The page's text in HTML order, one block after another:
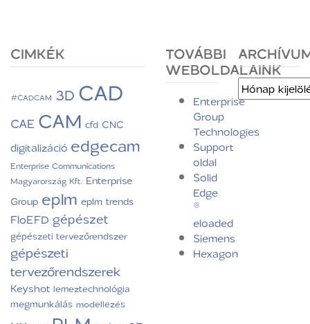
CIMKÉK
#CADCAM 3DCAD
CAE CAM cfd CNC
digitalizáció edgecam
Enterprise Communications
Magyarország Kft. Enterprise
Group eplm eplm trends
FloEFD gépészet
gépészeti tervezőrendszer
gépészeti
tervezőrendszerek
Keyshot lemeztechnológia
megmunkálás modellezés
TOVÁBBI
WEBOLDALAINK
Enterprise
Group
Technologies
Support
oldal
Solid
Edge
®
eloaded
Siemens
Hexagon
Archívum